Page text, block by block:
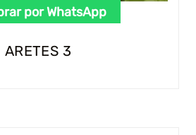
por WhatsApp
ARETES 3